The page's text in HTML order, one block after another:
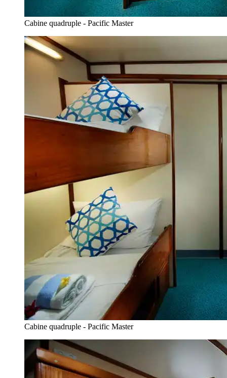
Cabine quadruple - Pacific Master
Cabine quadruple - Pacific Master